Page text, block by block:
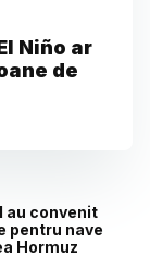
Niño ar
de
au convenit
pentru nave
Hormuz